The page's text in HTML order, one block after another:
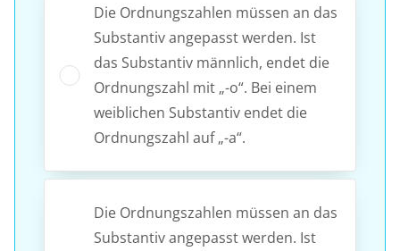
Die Ordnungszahlen müssen an das
Substantiv angepasst werden. Ist
das Substantiv männlich, endet die
Ordnungszahl mit „-o“. Bei einem
weiblichen Substantiv endet die
Ordnungszahl auf „-a“.
Die Ordnungszahlen müssen an das
Substantiv angepasst werden. Ist